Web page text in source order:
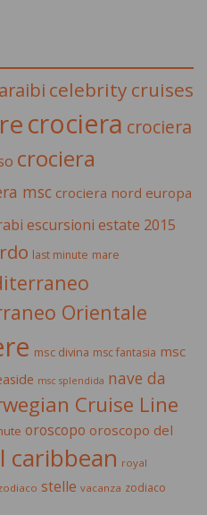
celebrity cruises
crociera crociera
crociera
msc crociera nord europa
escursioni estate 2015
last minute mare
Orientale
msc divina msc fantasia msc
msc splendida nave da
Cruise Line
oroscopo oroscopo del
caribbean royal
stelle vacanza zodiaco